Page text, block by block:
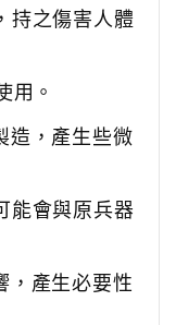
持之傷害人體
用。
造，產生些微
能會與原兵器
，產生必要性